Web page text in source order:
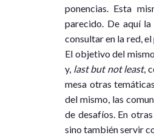
ponencias. Esta
parecido. De aquí
consultar en la red,
El objetivo del
y, last but not least,
mesa otras
del mismo, las
de desafíos. En
sino también servir